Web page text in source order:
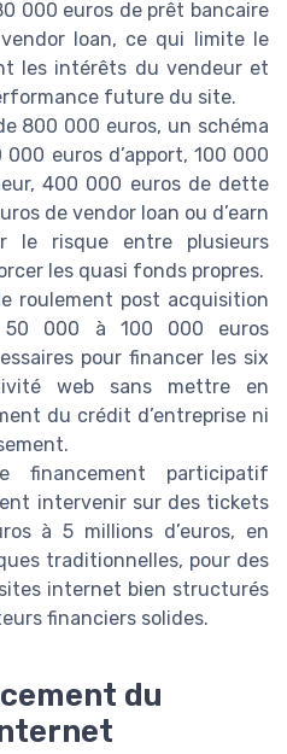
000 euros de prêt bancaire
loan, ce qui limite le
les intérêts du vendeur et
future du site.
800 000 euros, un schéma
euros d’apport, 100 000
400 000 euros de dette
de vendor loan ou d’earn
le risque entre plusieurs
les quasi fonds propres.
roulement post acquisition
50 000 à 100 000 euros
pour financer les six
web sans mettre en
du crédit d’entreprise ni
financement participatif
intervenir sur des tickets
à 5 millions d’euros, en
traditionnelles, pour des
internet bien structurés
financiers solides.
du